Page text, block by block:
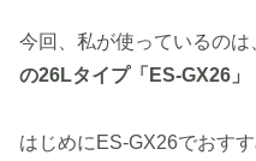
今回、私が使っているのは
の26Lタイプ「ES-GX26」
はじめにES-GX26でおす